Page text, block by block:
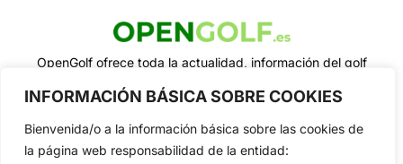
INFORMACIÓN BÁSICA SOBRE COOKIES
Bienvenida/o a la información básica sobre las cookies de
la página web responsabilidad de la entidad:
OpenGolf ofrece toda la actualidad, información del golf
Jon Rahm, LIV Golf, PGA Tour, Ryder Cup, DP World Tour, LPGA
Categorias